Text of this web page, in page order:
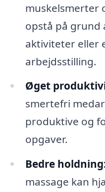
muskelsmerter
opstå på grund
aktiviteter eller
arbejdsstilling.
Øget
smertefri
produktive og
opgaver.
Bedre
massage kan